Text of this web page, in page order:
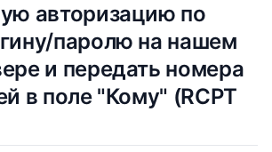
авторизацию по
паролю на нашем
и передать номера
в поле "Кому" (RCPT